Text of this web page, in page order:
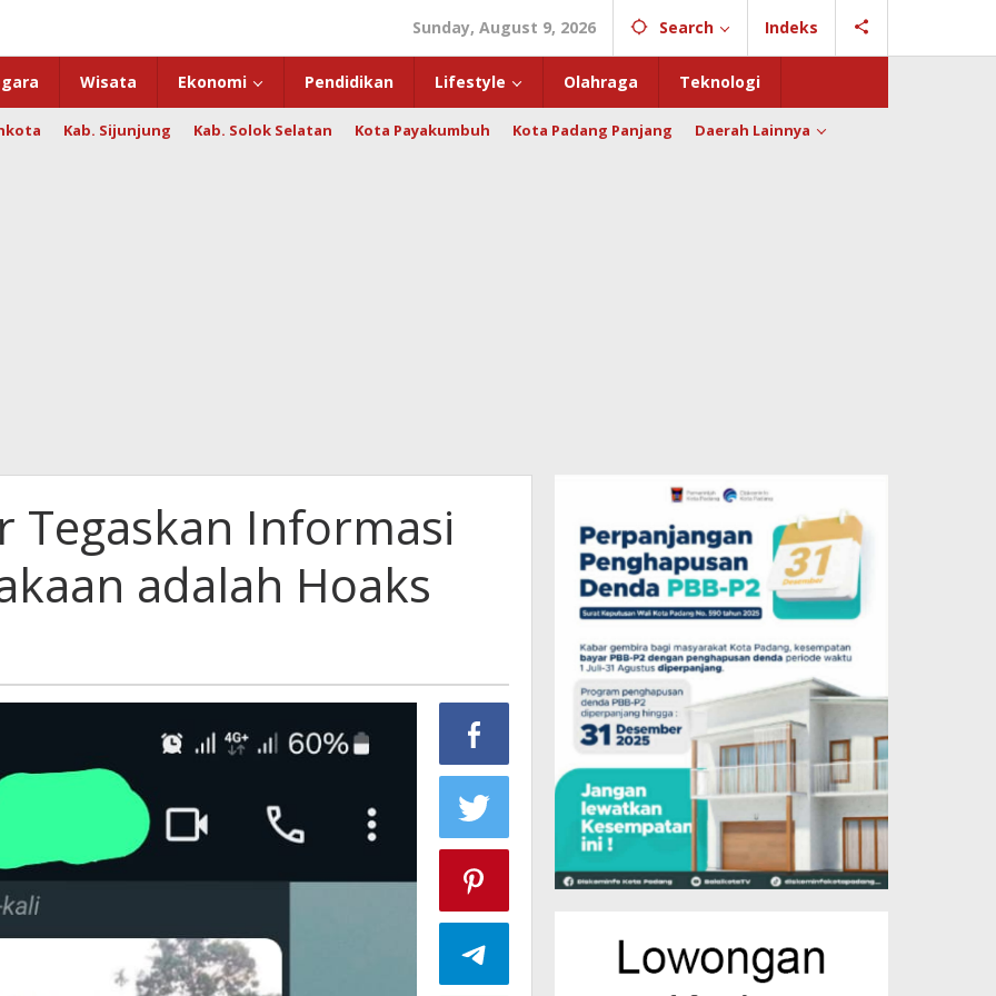
Sunday, August 9, 2026 Search Indeks
Wisata Ekonomi Pendidikan Lifestyle Olahraga Teknologi
Kab. Sijunjung Kab. Solok Selatan Kota Payakumbuh Kota Padang Panjang Daerah Lainnya
Tegaskan Informasi
adalah Hoaks